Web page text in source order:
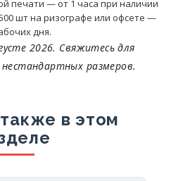
печати — от 1 часа при наличии
шт на ризографе или офсете —
дня.
2026. Свяжитесь для
размеров.
в этом